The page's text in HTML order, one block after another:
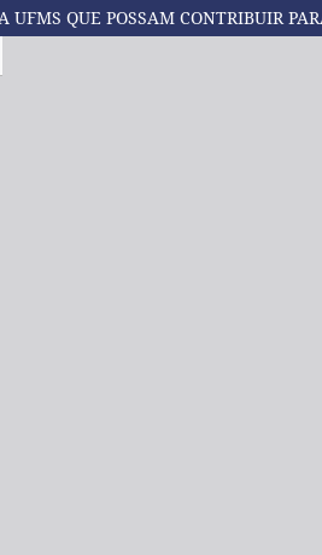
UFMS QUE POSSAM CONTRIBUIR